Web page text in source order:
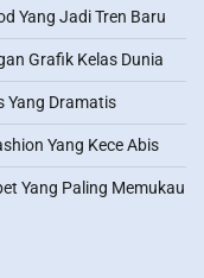
Yang Jadi Tren Baru
Grafik Kelas Dunia
Yang Dramatis
Yang Kece Abis
Yang Paling Memukau